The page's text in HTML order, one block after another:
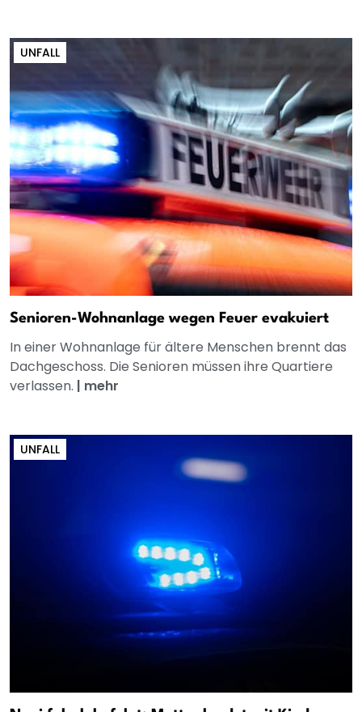
UNFALL
Senioren-Wohnanlage wegen Feuer evakuiert
In einer Wohnanlage für ältere Menschen brennt das
Dachgeschoss. Die Senioren müssen ihre Quartiere
verlassen. | mehr
UNFALL